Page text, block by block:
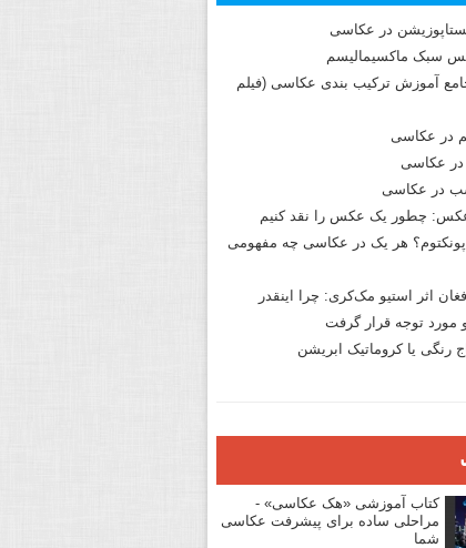
در عکاسی
جامع آموزش ترکیب بندی عکاسی (فیلم
در عکاسی
عکاسی
در عکاسی
چطور یک عکس را نقد کنیم
پونکتوم؟ هر یک در عکاسی چه مفهومی
اثر استیو مک‌کری: چرا اینقدر
توجه قرار گرفت
رنگی یا کروماتیک ابریشن
کتاب آموزشی «هک عکاسی» -
مراحلی ساده برای پیشرفت عکاسی
شما